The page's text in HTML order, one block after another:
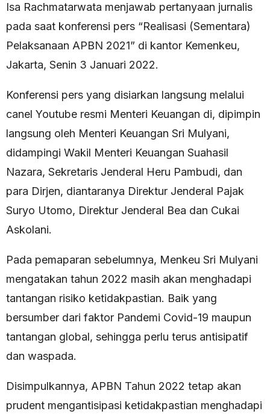
Isa Rachmatarwata menjawab pertanyaan jurnalis
pada saat konferensi pers “Realisasi (Sementara)
Pelaksanaan APBN 2021” di kantor Kemenkeu,
Jakarta, Senin 3 Januari 2022.
Konferensi pers yang disiarkan langsung melalui
canel Youtube resmi Menteri Keuangan di, dipimpin
langsung oleh Menteri Keuangan Sri Mulyani,
didampingi Wakil Menteri Keuangan Suahasil
Nazara, Sekretaris Jenderal Heru Pambudi, dan
para Dirjen, diantaranya Direktur Jenderal Pajak
Suryo Utomo, Direktur Jenderal Bea dan Cukai
Askolani.
Pada pemaparan sebelumnya, Menkeu Sri Mulyani
mengatakan tahun 2022 masih akan menghadapi
tantangan risiko ketidakpastian. Baik yang
bersumber dari faktor Pandemi Covid-19 maupun
tantangan global, sehingga perlu terus antisipatif
dan waspada.
Disimpulkannya, APBN Tahun 2022 tetap akan
prudent mengantisipasi ketidakpastian menghadapi